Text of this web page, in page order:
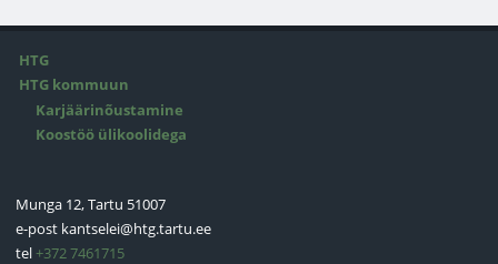
HTG
HTG kommuun
Karjäärinõustamine
Koostöö ülikoolidega
Munga 12, Tartu 51007
e-post kantselei@htg.tartu.ee
tel+372 7461715